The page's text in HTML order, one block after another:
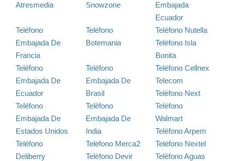
Atresmedia
Snowzone
Embajada
Ecuador
Teléfono
Embajada De
Francia
Teléfono
Botemania
Teléfono Nutella
Teléfono Isla
Bonita
Teléfono
Embajada De
Ecuador
Teléfono
Embajada De
Brasil
Teléfono Cellnex
Telecom
Teléfono Next
Teléfono
Embajada De
Estados Unidos
Teléfono
Embajada De
India
Teléfono
Walmart
Teléfono Arpem
Teléfono
Deliberry
Teléfono Merca2
Teléfono Nextel
Teléfono Devir
Teléfono Aguas